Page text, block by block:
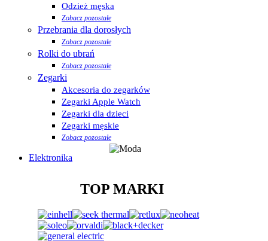
Odzież męska
Zobacz pozostałe
Przebrania dla dorosłych
Zobacz pozostałe
Rolki do ubrań
Zobacz pozostałe
Zegarki
Akcesoria do zegarków
Zegarki Apple Watch
Zegarki dla dzieci
Zegarki męskie
Zobacz pozostałe
Elektronika
TOP MARKI